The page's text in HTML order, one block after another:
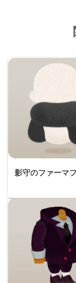
影守のファーマ